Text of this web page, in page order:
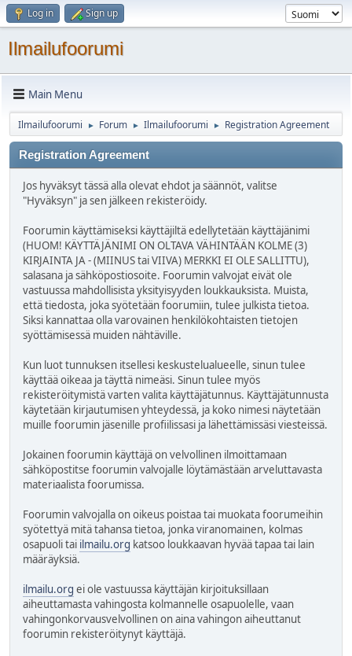
Log in Sign up
Ilmailufoorumi
Main Menu
Ilmailufoorumi ► Forum ► Ilmailufoorumi ► Registration Agreement
Registration Agreement
Jos hyväksyt tässä alla olevat ehdot ja säännöt, valitse
"Hyväksyn" ja sen jälkeen rekisteröidy.
Foorumin käyttämiseksi käyttäjiltä edellytetään käyttäjänimi
(HUOM! KÄYTTÄJÄNIMI ON OLTAVA VÄHINTÄÄN KOLME (3)
KIRJAINTA JA - (MIINUS tai VIIVA) MERKKI EI OLE SALLITTU),
salasana ja sähköpostiosoite. Foorumin valvojat eivät ole
vastuussa mahdollisista yksityisyyden loukkauksista. Muista,
että tiedosta, joka syötetään foorumiin, tulee julkista tietoa.
Siksi kannattaa olla varovainen henkilökohtaisten tietojen
syöttämisessä muiden nähtäville.
Kun luot tunnuksen itsellesi keskustelualueelle, sinun tulee
käyttää oikeaa ja täyttä nimeäsi. Sinun tulee myös
rekisteröitymistä varten valita käyttäjätunnus. Käyttäjätunnusta
käytetään kirjautumisen yhteydessä, ja koko nimesi näytetään
muille foorumin jäsenille profiilissasi ja lähettämissäsi viesteissä.
Jokainen foorumin käyttäjä on velvollinen ilmoittamaan
sähköpostitse foorumin valvojalle löytämästään arveluttavasta
materiaalista foorumissa.
Foorumin valvojalla on oikeus poistaa tai muokata foorumeihin
syötettyä mitä tahansa tietoa, jonka viranomainen, kolmas
osapuoli tai ilmailu.org katsoo loukkaavan hyvää tapaa tai lain
määräyksiä.
ilmailu.org ei ole vastuussa käyttäjän kirjoituksillaan
aiheuttamasta vahingosta kolmannelle osapuolelle, vaan
vahingonkorvausvelvollinen on aina vahingon aiheuttanut
foorumin rekisteröitynyt käyttäjä.